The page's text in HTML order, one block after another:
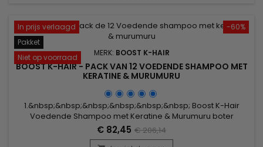
-60%
In prijs verlaagd
Pakket
Niet op voorraad
MERK: BOOST K-HAIR
BOOST K-HAIR - PACK VAN 12 VOEDENDE SHAMPOO MET
KERATINE & MURUMURU
1.&nbsp;&nbsp;&nbsp;&nbsp;&nbsp;&nbsp; Boost K-Hair
Voedende Shampoo met Keratine & Murumuru boter
Shampoo zonder sulfaten die het haar in alle zachtheid wast
en voedt. Deze uiterst zachte formule is verrijkt met keratine
€ 82,45 € 206,14